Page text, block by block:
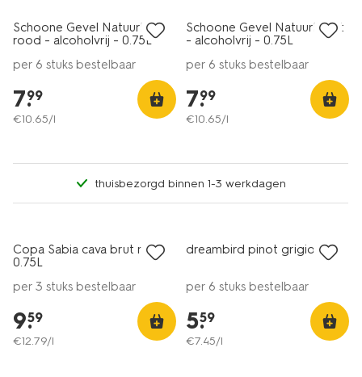
Schoone Gevel Natuurlik
rood - alcoholvrij - 0.75L
per 6 stuks bestelbaar
7.
99
€10.65/l
Schoone Gevel Natuurlik wit
- alcoholvrij - 0.75L
per 6 stuks bestelbaar
7.
99
€10.65/l
thuisbezorgd binnen 1-3 werkdagen
Copa Sabia cava brut rosé
0.75L
per 3 stuks bestelbaar
9.
59
€12.79/l
dreambird pinot grigio
per 6 stuks bestelbaar
5.
59
€7.45/l
vegan